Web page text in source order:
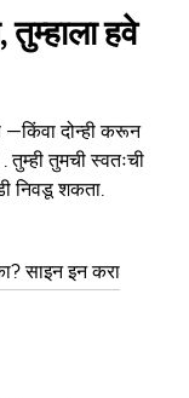
तुम्हाला हवे
दोन्ही करून
तुमची स्वतःची
निवडू शकता.
साइन इन करा